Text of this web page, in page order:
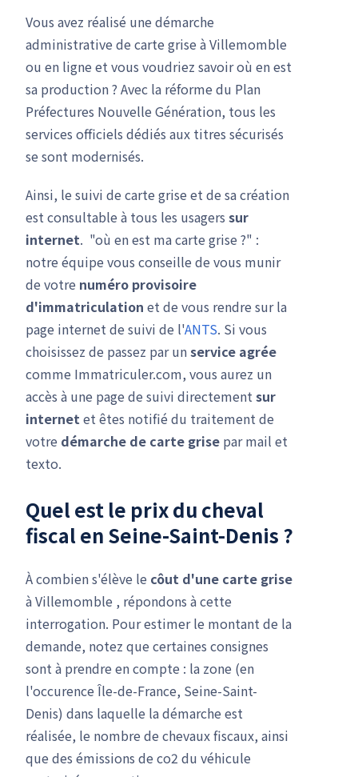
Vous avez réalisé une démarche
administrative de carte grise à Villemomble
ou en ligne et vous voudriez savoir où en est
sa production ? Avec la réforme du Plan
Préfectures Nouvelle Génération, tous les
services officiels dédiés aux titres sécurisés
se sont modernisés.
Ainsi, le suivi de carte grise et de sa création
est consultable à tous les usagers sur
internet. "où en est ma carte grise ?" :
notre équipe vous conseille de vous munir
de votre numéro provisoire
d'immatriculation et de vous rendre sur la
page internet de suivi de l'ANTS. Si vous
choisissez de passez par unservice agrée
comme Immatriculer.com, vous aurez un
accès à une page de suivi directementsur
internetet êtes notifié du traitement de
votre démarche de carte grise par mail et
texto.
Quel est le prix du cheval
fiscal en Seine-Saint-Denis ?
À combien s'élève le côut d'une carte grise
à Villemomble , répondons à cette
interrogation. Pour estimer le montant de la
demande, notez que certaines consignes
sont à prendre en compte : la zone (en
l'occurence Île-de-France, Seine-Saint-
Denis) dans laquelle la démarche est
réalisée, le nombre de chevaux fiscaux, ainsi
que des émissions de co2 du véhicule